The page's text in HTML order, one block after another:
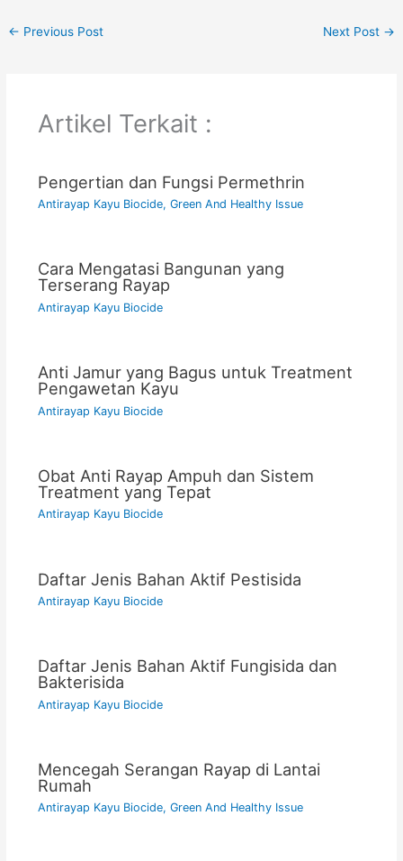
← Previous Post Next Post →
Artikel Terkait :
Pengertian dan Fungsi Permethrin
Antirayap Kayu Biocide, Green And Healthy Issue
Cara Mengatasi Bangunan yang
Terserang Rayap
Antirayap Kayu Biocide
Anti Jamur yang Bagus untuk Treatment
Pengawetan Kayu
Antirayap Kayu Biocide
Obat Anti Rayap Ampuh dan Sistem
Treatment yang Tepat
Antirayap Kayu Biocide
Daftar Jenis Bahan Aktif Pestisida
Antirayap Kayu Biocide
Daftar Jenis Bahan Aktif Fungisida dan
Bakterisida
Antirayap Kayu Biocide
Mencegah Serangan Rayap di Lantai
Rumah
Antirayap Kayu Biocide, Green And Healthy Issue